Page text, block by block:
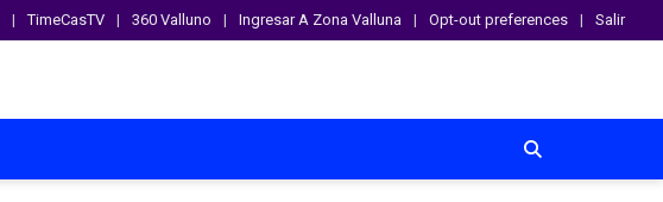
TimeCasTV 360 Valluno Ingresar A Zona Valluna Opt-out preferences Salir